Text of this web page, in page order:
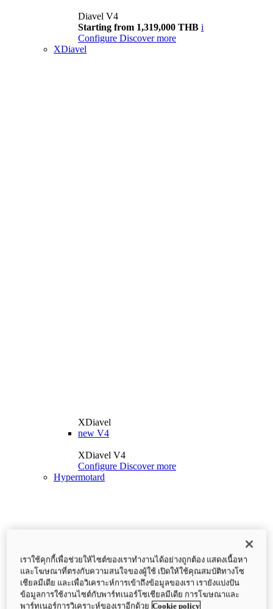
Diavel V4
Starting from 1,319,000 THB i
Configure Discover more
XDiavel
XDiavel
new V4
XDiavel V4
Configure Discover more
Hypermotard
เราใช้คุกกี้เพื่อช่วยให้ไซต์ของเราทำงานได้อย่างถูกต้อง แสดงเนื้อหา
และโฆษณาที่ตรงกับความสนใจของผู้ใช้ เปิดให้ใช้คุณสมบัติทางโซ
เชียลมีเดีย และเพื่อวิเคราะห์การเข้าถึงข้อมูลของเรา เรายังแบ่งปัน
ข้อมูลการใช้งานไซต์กับพาร์ทเนอร์โซเชียลมีเดีย การโฆษณาและ
พาร์ทเนอร์การวิเคราะห์ของเราอีกด้วย Cookie policy